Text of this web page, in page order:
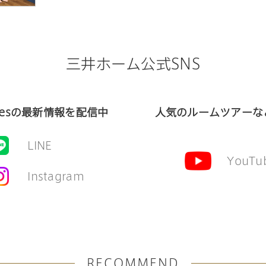
三井ホーム公式SNS
の最新情報を配信中
LINE
Instagram
人気のルームツアー